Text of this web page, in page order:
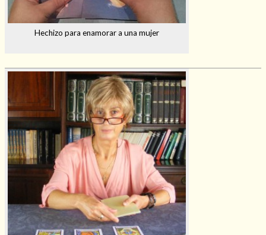
Hechizo para enamorar a una mujer